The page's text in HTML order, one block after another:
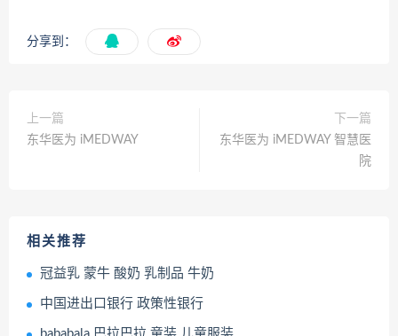
分享到：
上一篇
东华医为 iMEDWAY
下一篇
东华医为 iMEDWAY 智慧医
院
相关推荐
冠益乳 蒙牛 酸奶 乳制品 牛奶
中国进出口银行 政策性银行